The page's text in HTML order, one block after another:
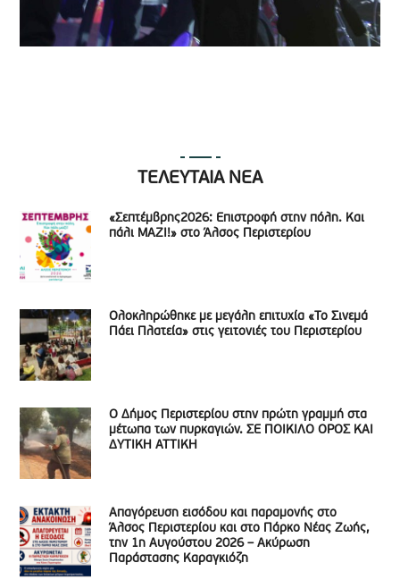
ΤΕΛΕΥΤΑΙΑ ΝΕΑ
«Σεπτέμβρης2026: Επιστροφή στην πόλη. Και
πάλι ΜΑΖΙ!» στο Άλσος Περιστερίου
Ολοκληρώθηκε με μεγάλη επιτυχία «Το Σινεμά
Πάει Πλατεία» στις γειτονιές του Περιστερίου
Ο Δήμος Περιστερίου στην πρώτη γραμμή στα
μέτωπα των πυρκαγιών. ΣΕ ΠΟΙΚΙΛΟ ΟΡΟΣ ΚΑΙ
ΔΥΤΙΚΗ ΑΤΤΙΚΗ
Απαγόρευση εισόδου και παραμονής στο
Άλσος Περιστερίου και στο Πάρκο Νέας Ζωής,
την 1η Αυγούστου 2026 – Ακύρωση
Παράστασης Καραγκιόζη